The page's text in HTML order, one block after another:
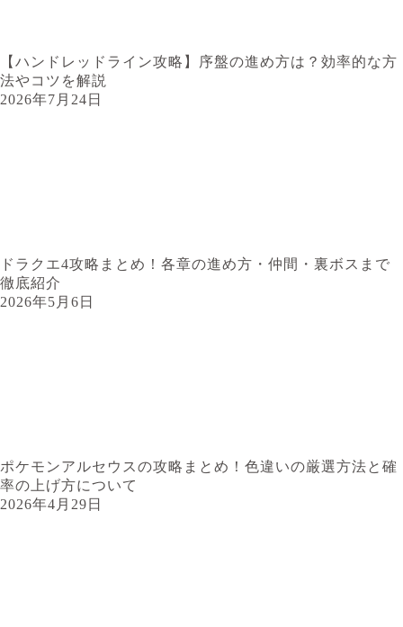
【ハンドレッドライン攻略】序盤の進め方は？効率的な方
法やコツを解説
2026年7月24日
ドラクエ4攻略まとめ！各章の進め方・仲間・裏ボスまで
徹底紹介
2026年5月6日
ポケモンアルセウスの攻略まとめ！色違いの厳選方法と確
率の上げ方について
2026年4月29日